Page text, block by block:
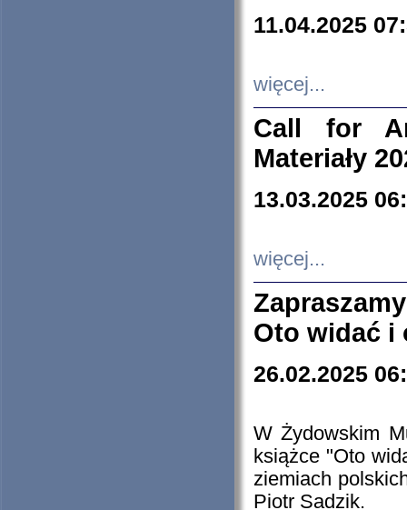
11.04.2025
więcej...
Call for
Materiały
13.03.2025
więcej...
Oto widać i
26.02.2025
W Żydowskim
książce "Oto
ziemiach
Piotr Sadzik.